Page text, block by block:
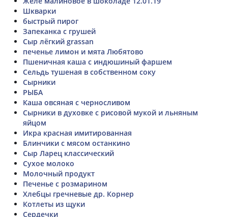
Шкварки
быстрый пирог
Запеканка с грушей
Сыр лёгкий grassan
печенье лимон и мята Любятово
Пшеничная каша с индюшиный фаршем
Сельдь тушеная в собственном соку
Сырники
РЫБА
Каша овсяная с черносливом
Сырники в духовке с рисовой мукой и льняным
яйцом
Икра красная имитированная
Блинчики с мясом останкино
Сыр Ларец классический
Сухое молоко
Молочный продукт
Печенье с розмарином
Хлебцы гречневые др. Корнер
Котлеты из щуки
Сердечки